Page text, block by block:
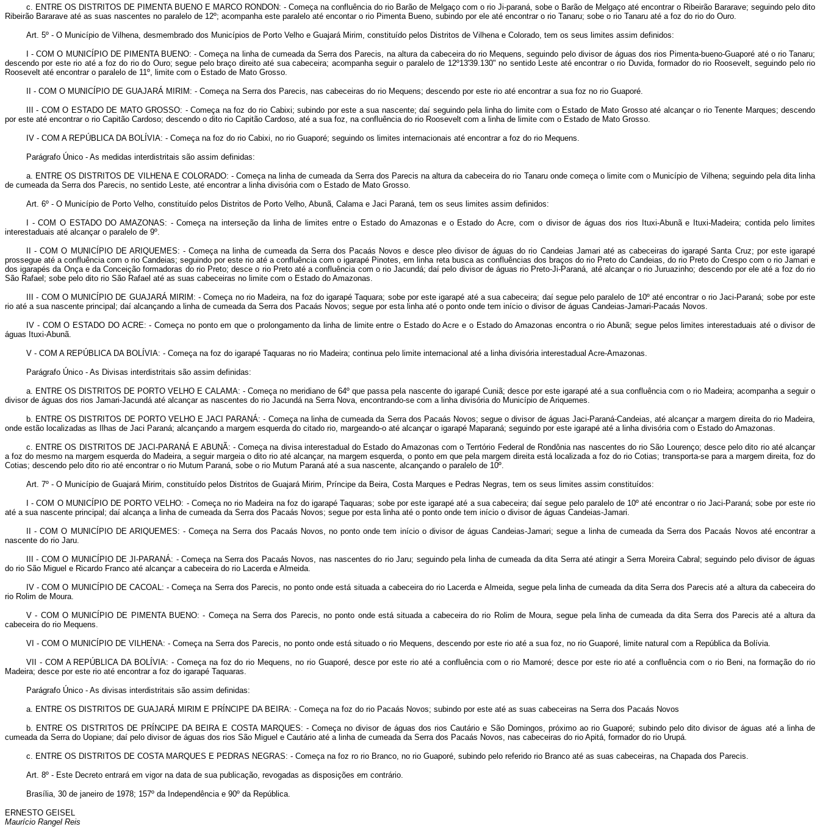
c. ENTRE OS DISTRITOS DE PIMENTA BUENO E MARCO RONDON: - Começa na confluência do rio Barão de Melgaço com o rio Ji-paraná, sobe o Barão de Melgaço até encontrar o Ribeirão Bararave; seguindo pelo dito
Ribeirão Bararave até as suas nascentes no paralelo de 12º; acompanha este paralelo até encontar o rio Pimenta Bueno, subindo por ele até encontrar o rio Tanaru; sobe o rio Tanaru até a foz do rio do Ouro.
Art. 5º - O Município de Vilhena, desmembrado dos Municípios de Porto Velho e Guajará Mirim, constituído pelos Distritos de Vilhena e Colorado, tem os seus limites assim definidos:
I -COM O MUNICÍPIO DE PIMENTA BUENO: - Começa na linha de cumeada da Serra dos Parecis, na altura da cabeceira do rio Mequens, seguindo pelo divisor de águas dos rios Pimenta-bueno-Guaporé até o rio Tanaru;
descendo por este rio até a foz do rio do Ouro; segue pelo braço direito até sua cabeceira; acompanha seguir o paralelo de 12º13'39.130" no sentido Leste até encontrar o rio Duvida, formador do rio Roosevelt, seguindo pelo rio
Roosevelt até encontrar o paralelo de 11º, limite com o Estado de Mato Grosso.
II - COM O MUNICÍPIO DE GUAJARÁ MIRIM : - Começa na Serra dos Parecis, nas cabeceiras do rio Mequens; descendo por este rio até encontrar a sua foz no rio Guaporé.
III - COM O ESTADO DE MATO GROSSO: - Começa na foz do rio Cabixi; subindo por este a sua nascente; daí seguindo pela linha do limite com o Estado de Mato Grosso até alcançar o rio Tenente Marques; descendo
por este até encontrar o rio Capitão Cardoso; descendo o dito rio Capitão Cardoso, até a sua foz, na confluência do rio Roosevelt com a linha de limite com o Estado de Mato Grosso.
IV - COM A REPÚBLICA DA BOLÍVIA: - Começa na foz do rio Cabixi, no rio Guaporé; seguindo os limites internacionais até encontrar a foz do rio Mequens.
Parágrafo Único - As medidas interdistritais são assim definidas:
a. ENTRE OS DISTRITOS DE VILHENA E COLORADO: - Começa na linha de cumeada da Serra dos Parecis na altura da cabeceira do rio Tanaru onde começa o limite com o Município de Vilhena; seguindo pela dita linha
de cumeada da Serra dos Parecis, no sentido Leste, até encontrar a linha divisória com o Estado de Mato Grosso.
Art. 6º - O Município de Porto Velho, constituído pelos Distritos de Porto Velho, Abunã, Calama e Jaci Paraná, tem os seus limites assim definidos:
I -COM O ESTADO DO AMAZONAS: - Começa na interseção da linha de limites entre o Estado do Amazonas e o Estado do Acre, com o divisor de águas dos rios Ituxi-Abunã e Ituxi-Madeira; contida pelo limites
interestaduais até alcançar o paralelo de 9º.
II -COM O MUNICÍPIO DE ARIQUEMES: - Começa na linha de cumeada da Serra dos Pacaás Novos e desce pleo divisor de águas do rio Candeias Jamari até as cabeceiras do igarapé Santa Cruz; por este igarapé
prossegue até a confluência com o rio Candeias; seguindo por este rio até a confluência com o igarapé Pinotes, em linha reta busca as confluências dos braços do rio Preto do Candeias, do rio Preto do Crespo com o rio Jamari e
dos igarapés da Onça e da Conceição formadoras do rio Preto; desce o rio Preto até a confluência com o rio Jacundá; daí pelo divisor de águas rio Preto-Ji-Paraná, até alcançar o rio Juruazinho; descendo por ele até a foz do rio
São Rafael; sobe pelo dito rio São Rafael até as suas cabeceiras no limite com o Estado do Amazonas.
III - COM O MUNICÍPIO DE GUAJARÁ MIRIM : - Começa no rio Madeira, na foz do igarapé Taquara; sobe por este igarapé até a sua cabeceira; daí segue pelo paralelo de 10º até encontrar o rio Jaci-Paraná; sobe por este
rio até a sua nascente principal; daí alcançando a linha de cumeada da Serra dos Pacaás Novos; segue por esta linha até o ponto onde tem início o divisor de águas Candeias-Jamari-Pacaás Novos.
IV - COM O ESTADO DO ACRE: - Começa no ponto em que o prolongamento da linha de limite entre o Estado do Acre e o Estado do Amazonas encontra o rio Abunã; segue pelos limites interestaduais até o divisor de
águas Ituxi-Abunã.
V - COM A REPÚBLICA DA BOLÍVIA: - Começa na foz do igarapé Taquaras no rio Madeira; continua pelo limite internacional até a linha divisória interestadual Acre-Amazonas.
Parágrafo Único - As Divisas interdistritais são assim definidas:
a. ENTRE OS DISTRITOS DE PORTO VELHO E CALAMA: - Começa no meridiano de 64º que passa pela nascente do igarapé Cuniã; desce por este igarapé até a sua confluência com o rio Madeira; acompanha a seguir o
divisor de águas dos rios Jamari-Jacundá até alcançar as nascentes do rio Jacundá na Serra Nova, encontrando-se com a linha divisória do Município de Ariquemes.
b. ENTRE OS DISTRITOS DE PORTO VELHO E JACI PARANÁ: - Começa na linha de cumeada da Serra dos Pacaás Novos; segue o divisor de águas Jaci-Paraná-Candeias, até alcançar a margem direita do rio Madeira,
onde estão localizadas as Ilhas de Jaci Paraná; alcançando a margem esquerda do citado rio, margeando-o até alcançar o igarapé Maparaná; seguindo por este igarapé até a linha divisória com o Estado do Amazonas.
c. ENTRE OS DISTRITOS DE JACI-PARANÁ E ABUNÃ: - Começa na divisa interestadual do Estado do Amazonas com o Terrtório Federal de Rondônia nas nascentes do rio São Lourenço; desce pelo dito rio até alcançar
a foz do mesmo na margem esquerda do Madeira, a seguir margeia o dito rio até alcançar, na margem esquerda, o ponto em que pela margem direita está localizada a foz do rio Cotias; transporta-se para a margem direita, foz do
Cotias; descendo pelo dito rio até encontrar o rio Mutum Paraná, sobe o rio Mutum Paraná até a sua nascente, alcançando o paralelo de 10º.
Art. 7º - O Município de Guajará Mirim, constituído pelos Distritos de Guajará Mirim, Príncipe da Beira, Costa Marques e Pedras Negras, tem os seus limites assim constituídos:
I -COM O MUNICÍPIO DE PORTO VELHO: - Começa no rio Madeira na foz do igarapé Taquaras; sobe por este igarapé até a sua cabeceira; daí segue pelo paralelo de 10º até encontrar o rio Jaci-Paraná; sobe por este rio
até a sua nascente principal; daí alcança a linha de cumeada da Serra dos Pacaás Novos; segue por esta linha até o ponto onde tem início o divisor de águas Candeias-Jamari.
II -COM O MUNICÍPIO DE ARIQUEMES: - Começa na Serra dos Pacaás Novos, no ponto onde tem início o divisor de águas Candeias-Jamari; segue a linha de cumeada da Serra dos Pacaás Novos até encontrar a
nascente do rio Jaru.
III - COM O MUNICÍPIO DE JI-PARANÁ: - Começa na Serra dos Pacaás Novos, nas nascentes do rio Jaru; seguindo pela linha de cumeada da dita Serra até atingir a Serra Moreira Cabral; seguindo pelo divisor de águas
do rio São Miguel e Ricardo Franco até alcançar a cabeceira do rio Lacerda e Almeida.
IV -COM O MUNICÍPIO DE CACOAL: - Começa na Serra dos Parecis, no ponto onde está situada a cabeceira do rio Lacerda e Almeida, segue pela linha de cumeada da dita Serra dos Parecis até a altura da cabeceira do
rio Rolim de Moura.
V - COM O MUNICÍPIO DE PIMENTA BUENO: - Começa na Serra dos Parecis, no ponto onde está situada a cabeceira do rio Rolim de Moura, segue pela linha de cumeada da dita Serra dos Parecis até a altura da
cabeceira do rio Mequens.
VI - COM O MUNICÍPIO DE VILHENA: - Começa na Serra dos Parecis, no ponto onde está situado o rio Mequens, descendo por este rio até a sua foz, no rio Guaporé, limite natural com a República da Bolívia.
VII - COM A REPÚBLICA DA BOLÍVIA: - Começa na foz do rio Mequens, no rio Guaporé, desce por este rio até a confluência com o rio Mamoré; desce por este rio até a confluência com o rio Beni, na formação do rio
Madeira; desce por este rio até encontrar a foz do igarapé Taquaras.
Parágrafo Único - As divisas interdistritais são assim definidas:
a. ENTRE OS DISTRITOS DE GUAJARÁ MIRIM E PRÍNCIPE DA BEIRA: - Começa na foz do rio Pacaás Novos; subindo por este até as suas cabeceiras na Serra dos Pacaás Novos
b. ENTRE OS DISTRITOS DE PRÍNCIPE DA BEIRA E COSTA MARQUES: - Começa no divisor de águas dos rios Cautário e São Domingos, próximo ao rio Guaporé; subindo pelo dito divisor de águas até a linha de
cumeada da Serra do Uopiane; daí pelo divisor de águas dos rios São Miguel e Cautário até a linha de cumeada da Serra dos Pacaás Novos, nas cabeceiras do rio Apitá, formador do rio Urupá.
c. ENTRE OS DISTRITOS DE COSTA MARQUES E PEDRAS NEGRAS: - Começa na foz ro rio Branco, no rio Guaporé, subindo pelo referido rio Branco até as suas cabeceiras, na Chapada dos Parecis.
Art. 8º - Este Decreto entrará em vigor na data de sua publicação, revogadas as disposições em contrário.
Brasília, 30 de janeiro de 1978; 157º da Independência e 90º da República.
ERNESTO GEISEL
Maurício Rangel Reis